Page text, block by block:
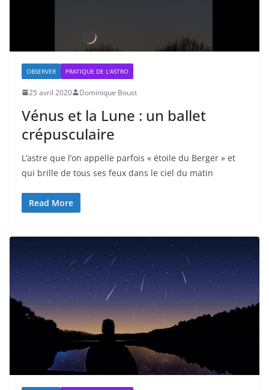
OBSERVER PRATIQUE DE L'ASTRO
25 avril 2020 Dominique Boust
Vénus et la Lune : un ballet
crépusculaire
L’astre que l’on appelle parfois « étoile du Berger » et
qui brille de tous ses feux dans le ciel du matin
Read More